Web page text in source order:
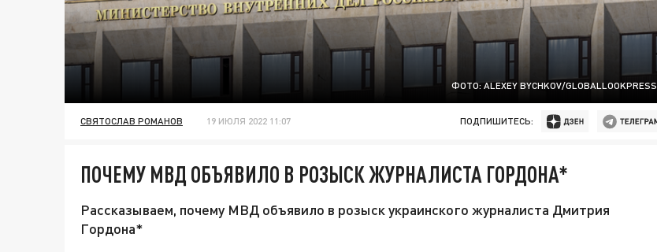
ФОТО: ALEXEY BYCHKOV/GLOBALLOOKPRESS
СВЯТОСЛАВ РОМАНОВ 19 ИЮЛЯ 2022 11:07 ПОДПИШИТЕСЬ:
ПОЧЕМУ МВД ОБЪЯВИЛО В РОЗЫСК ЖУРНАЛИСТА ГОРДОНА*
Рассказываем, почему МВД объявило в розыск украинского журналиста Дмитрия
Гордона*